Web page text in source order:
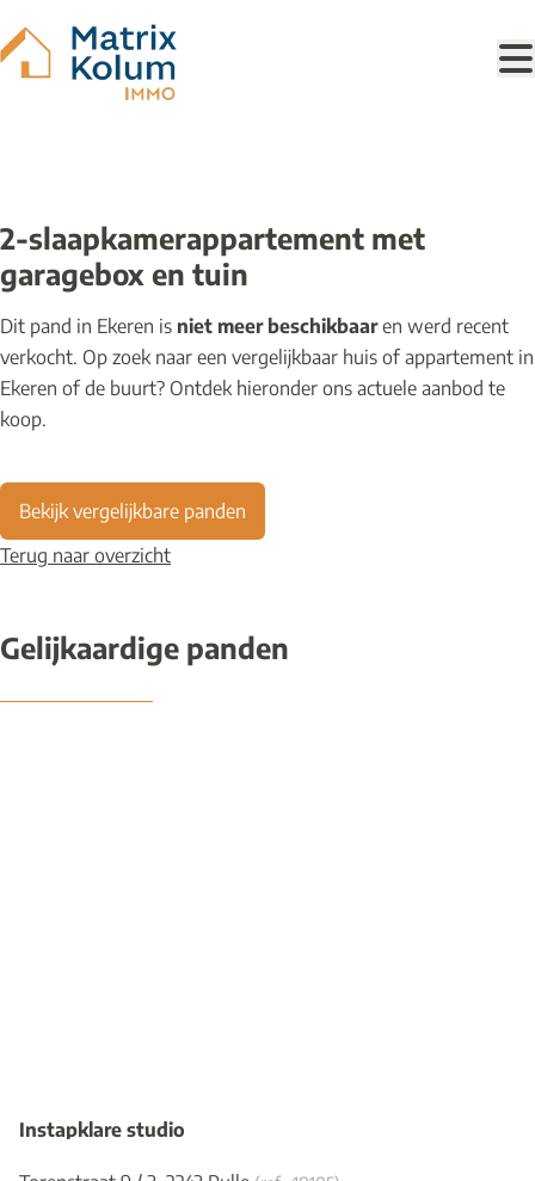
VERKOCHT
2-slaapkamerappartement met
garagebox en tuin
Dit pand in Ekeren is niet meer beschikbaaren werd recent
verkocht. Op zoek naar een vergelijkbaar huis of appartement in
Ekeren of de buurt? Ontdek hieronder ons actuele aanbod te
koop.
Bekijk vergelijkbare panden
Terug naar overzicht
Gelijkaardige panden
Instapklare studio